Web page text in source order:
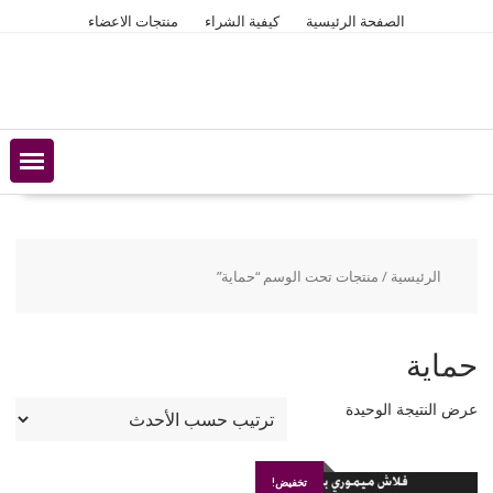
الصفحة الرئيسية كيفية الشراء منتجات الاعضاء
الرئيسية / منتجات تحت الوسم “حماية”
حماية
عرض النتيجة الوحيدة
تخفيض!